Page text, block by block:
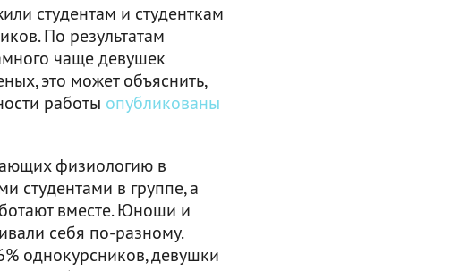
студентам и студенткам
По результатам
чаще девушек
это может объяснить,
работы опубликованы
физиологию в
студентами в группе, а
вместе. Юноши и
себя по-разному.
однокурсников, девушки